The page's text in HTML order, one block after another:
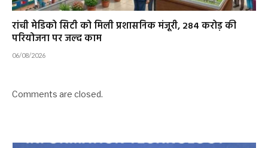
रांची मेडिको सिटी को मिली प्रशासनिक मंजूरी, 284 करोड़ की
परियोजना पर जल्द काम
06/08/2026
Comments are closed.